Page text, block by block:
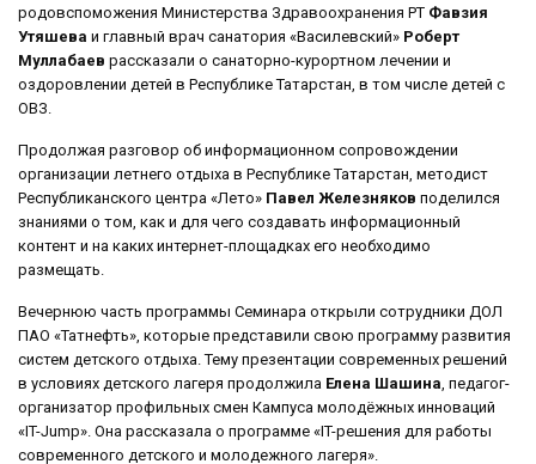
родовспоможения Министерства Здравоохранения РТ Фавзия
Утяшева и главный врач санатория «Василевский» Роберт
Муллабаев рассказали о санаторно-курортном лечении и
оздоровлении детей в Республике Татарстан, в том числе детей с
ОВЗ.
Продолжая разговор об информационном сопровождении
организации летнего отдыха в Республике Татарстан, методист
Республиканского центра «Лето» Павел Железняков поделился
знаниями о том, как и для чего создавать информационный
контент и на каких интернет-площадках его необходимо
размещать.
Вечернюю часть программы Семинара открыли сотрудники ДОЛ
ПАО «Татнефть», которые представили свою программу развития
систем детского отдыха. Тему презентации современных решений
в условиях детского лагеря продолжила Елена Шашина, педагог-
организатор профильных смен Кампуса молодёжных инноваций
«IT-Jump». Она рассказала о программе «IT-решения для работы
современного детского и молодежного лагеря».